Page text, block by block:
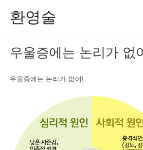
환영술
우울증에는 논리가 없
우울증에는 논리가 없어!